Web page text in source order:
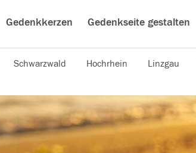
Gedenkkerzen Gedenkseite gestalten
Schwarzwald Hochrhein Linzgau